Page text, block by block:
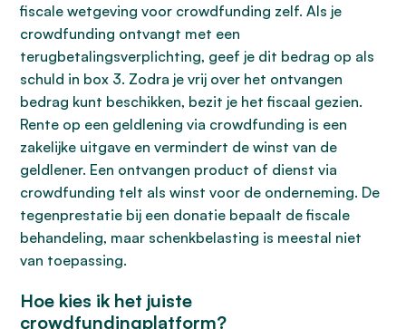
fiscale wetgeving voor crowdfunding zelf. Als je
crowdfunding ontvangt met een
terugbetalingsverplichting, geef je dit bedrag op als
schuld in box 3. Zodra je vrij over het ontvangen
bedrag kunt beschikken, bezit je het fiscaal gezien.
Rente op een geldlening via crowdfunding is een
zakelijke uitgave en vermindert de winst van de
geldlener. Een ontvangen product of dienst via
crowdfunding telt als winst voor de onderneming. De
tegenprestatie bij een donatie bepaalt de fiscale
behandeling, maar schenkbelasting is meestal niet
van toepassing.
Hoe kies ik het juiste
crowdfundingplatform?